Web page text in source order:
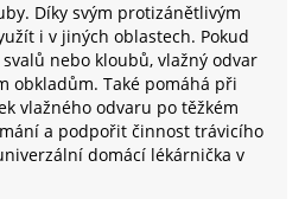
Díky svým protizánětlivým
i v jiných oblastech. Pokud
nebo kloubů, vlažný odvar
obkladům. Také pomáhá při
vlažného odvaru po těžkém
a podpořit činnost trávicího
domácí lékárnička v